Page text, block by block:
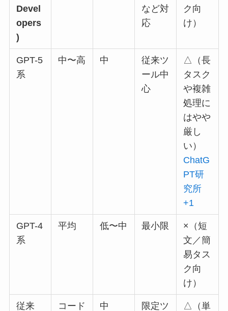
Devel
opers
)
など対
応
ク向
け）
GPT-5
系
中〜高 中
従来ツ
ール中
心
△（長
タスク
や複雑
処理に
はやや
厳し
い）
ChatG
PT研
究所
+1
GPT-4
系
平均 低〜中 最小限
×（短
文／簡
易タス
ク向
け）
従来
コード
中
限定ツ
△（単